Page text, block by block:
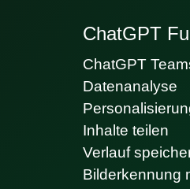
ChatGPT
ChatGPT
Datenanalyse
Inhalte teilen
Verlauf
Bilderkennung